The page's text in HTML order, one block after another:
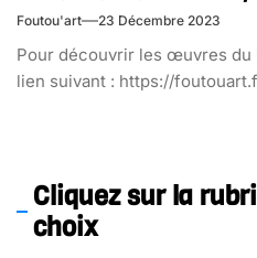
Foutou'art 23 Décembre 2023
Pour découvrir les œuvres du
lien suivant : https://
Cliquez sur la
choix